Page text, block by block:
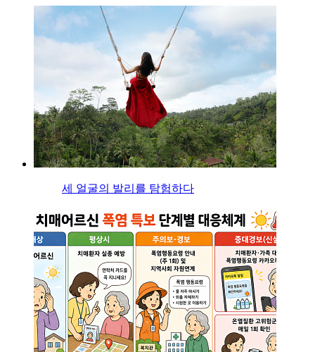
세 얼굴의 발리를 탐험하다